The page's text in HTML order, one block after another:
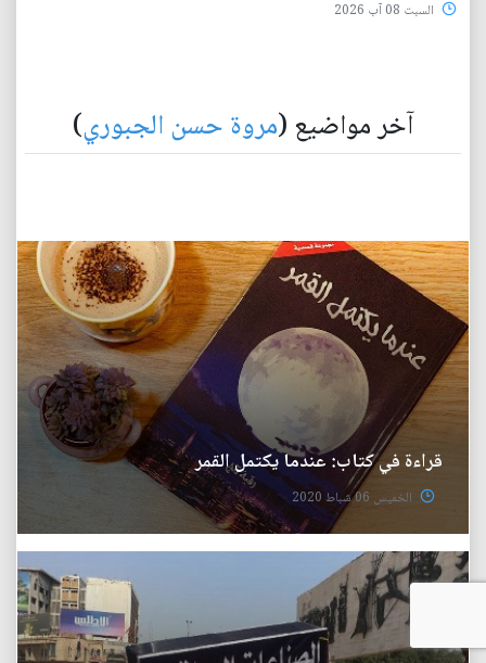
السبت 08 آب 2026
آخر مواضيع (مروة حسن الجبوري)
قراءة في كتاب: عندما يكتمل القمر
الخميس 06 شباط 2020